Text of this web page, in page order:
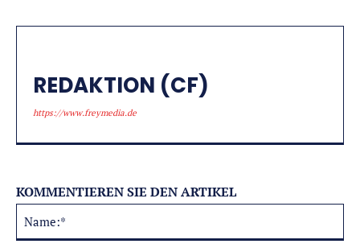
REDAKTION (CF)
https://www.freymedia.de
KOMMENTIEREN SIE DEN ARTIKEL